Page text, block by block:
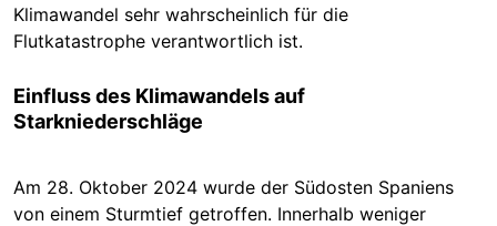
Klimawandel sehr wahrscheinlich für die
Flutkatastrophe verantwortlich ist.
Einfluss des Klimawandels auf
Starkniederschläge
Am 28. Oktober 2024 wurde der Südosten Spaniens
von einem Sturmtief getroffen. Innerhalb weniger